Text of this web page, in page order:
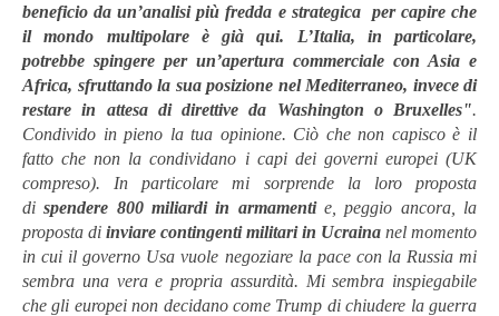
beneficio da un’analisi più fredda e strategica per capire che
il mondo multipolare è già qui. L’Italia, in particolare,
potrebbe spingere per un’apertura commerciale con Asia e
Africa, sfruttando la sua posizione nel Mediterraneo, invece di
restare in attesa di direttive da Washington o Bruxelles".
Condivido in pieno la tua opinione. Ciò che non capisco è il
fatto che non la condividano i capi dei governi europei (UK
compreso). In particolare mi sorprende la loro
proposta
di spendere 800 miliardi in armamentie, peggio ancora, la
proposta di inviare contingenti militari in Ucraina nel momento
in cui il governo Usa vuole negoziare la pace con la Russia mi
sembra una vera e propria assurdità. Mi sembra inspiegabile
che gli europei non decidano come Trump di chiudere la guerra